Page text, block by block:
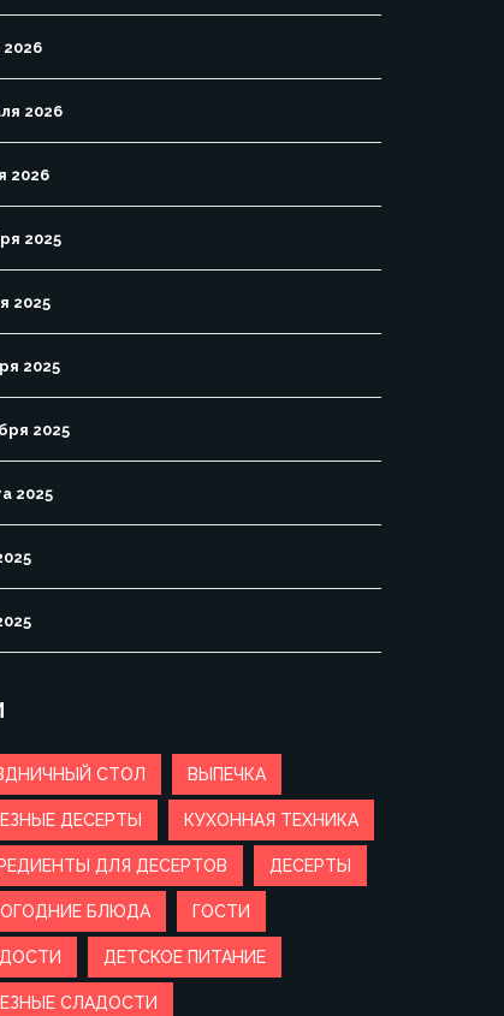
2026
2026
2025
2025
2025
2025
2025
СТОЛ ВЫПЕЧКА
ДЕСЕРТЫ КУХОННАЯ ТЕХНИКА
ДЛЯ ДЕСЕРТОВ ДЕСЕРТЫ
БЛЮДА ГОСТИ
ДЕТСКОЕ ПИТАНИЕ
СЛАДОСТИ